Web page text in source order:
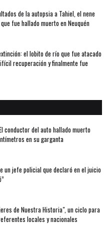
de la autopsia a Tahiel, el nene
fue hallado muerto en Neuquén
el lobito de río que fue atacado
recuperación y finalmente fue
conductor del auto hallado muerto
en su garganta
un jefe policial que declaró en el juicio
de Nuestra Historia", un ciclo para
locales y nacionales